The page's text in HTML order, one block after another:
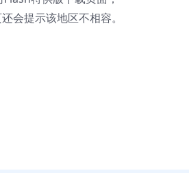
会提示该地区不相容。